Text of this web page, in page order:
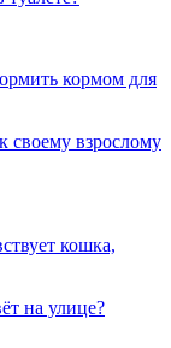
кормом для
своему взрослому
кошка,
на улице?